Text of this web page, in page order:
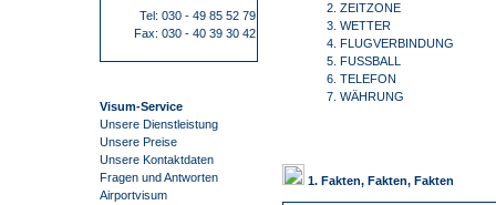
Tel: 030 - 49 85 52 79
Fax: 030 - 40 39 30 42
Visum-Service
Unsere Dienstleistung
Unsere Preise
Unsere Kontaktdaten
Fragen und Antworten
Airportvisum
2. ZEITZONE
3. WETTER
4. FLUGVERBINDUNG
5. FUSSBALL
6. TELEFON
7. WÄHRUNG
1. Fakten, Fakten, Fakten